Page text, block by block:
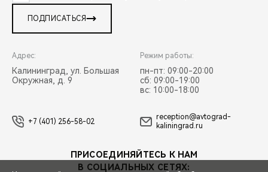
ПОДПИСАТЬСЯ
Адрес:
Калининград, ул. Большая
Окружная, д. 9
Режим работы:
пн-пт: 09:00-20:00
сб: 09:00-19:00
вс: 10:00-18:00
+7 (401) 256-58-02
reception@avtograd-
kaliningrad.ru
ПРИСОЕДИНЯЙТЕСЬ К НАМ
В СОЦИАЛЬНЫХ СЕТЯХ: